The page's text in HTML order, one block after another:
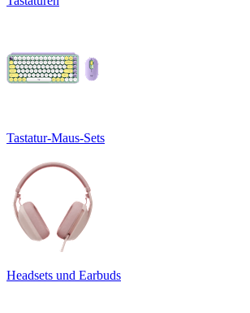
Tastatur-Maus-Sets
Headsets und Earbuds